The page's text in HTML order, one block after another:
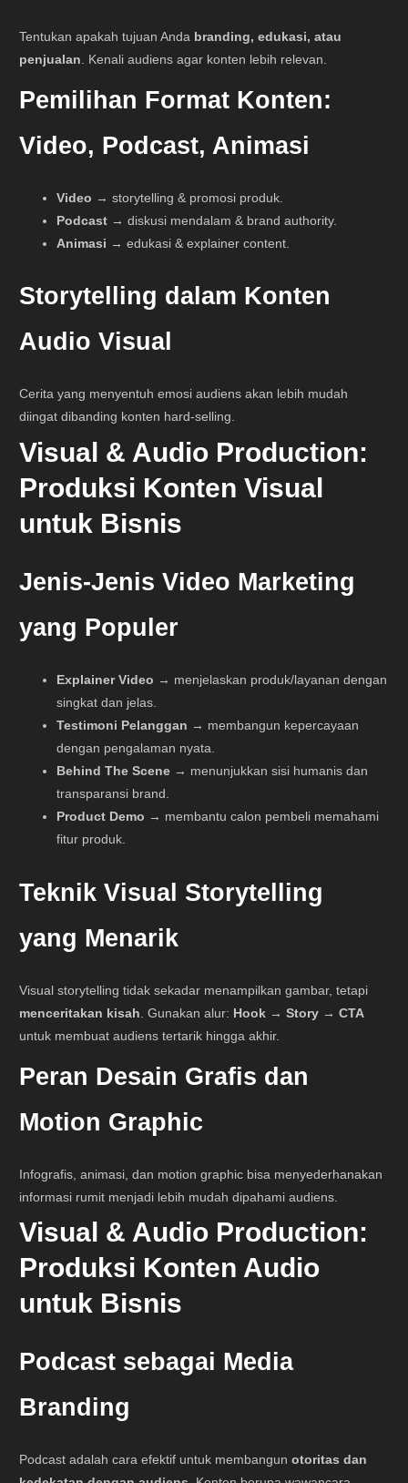
Tentukan apakah tujuan Anda branding, edukasi, atau
penjualan. Kenali audiens agar konten lebih relevan.
Pemilihan Format Konten:
Video, Podcast, Animasi
Video → storytelling & promosi produk.
Podcast → diskusi mendalam & brand authority.
Animasi → edukasi & explainer content.
Storytelling dalam Konten
Audio Visual
Cerita yang menyentuh emosi audiens akan lebih mudah
diingat dibanding konten hard-selling.
Visual & Audio Production:
Produksi Konten Visual
untuk Bisnis
Jenis-Jenis Video Marketing
yang Populer
Explainer Video → menjelaskan produk/layanan dengan
singkat dan jelas.
Testimoni Pelanggan → membangun kepercayaan
dengan pengalaman nyata.
Behind The Scene → menunjukkan sisi humanis dan
transparansi brand.
Product Demo → membantu calon pembeli memahami
fitur produk.
Teknik Visual Storytelling
yang Menarik
Visual storytelling tidak sekadar menampilkan gambar, tetapi
menceritakan kisah . Gunakan alur: Hook → Story → CTA
untuk membuat audiens tertarik hingga akhir.
Peran Desain Grafis dan
Motion Graphic
Infografis, animasi, dan motion graphic bisa menyederhanakan
informasi rumit menjadi lebih mudah dipahami audiens.
Visual & Audio Production:
Produksi Konten Audio
untuk Bisnis
Podcast sebagai Media
Branding
Podcast adalah cara efektif untuk membangunotoritas dan